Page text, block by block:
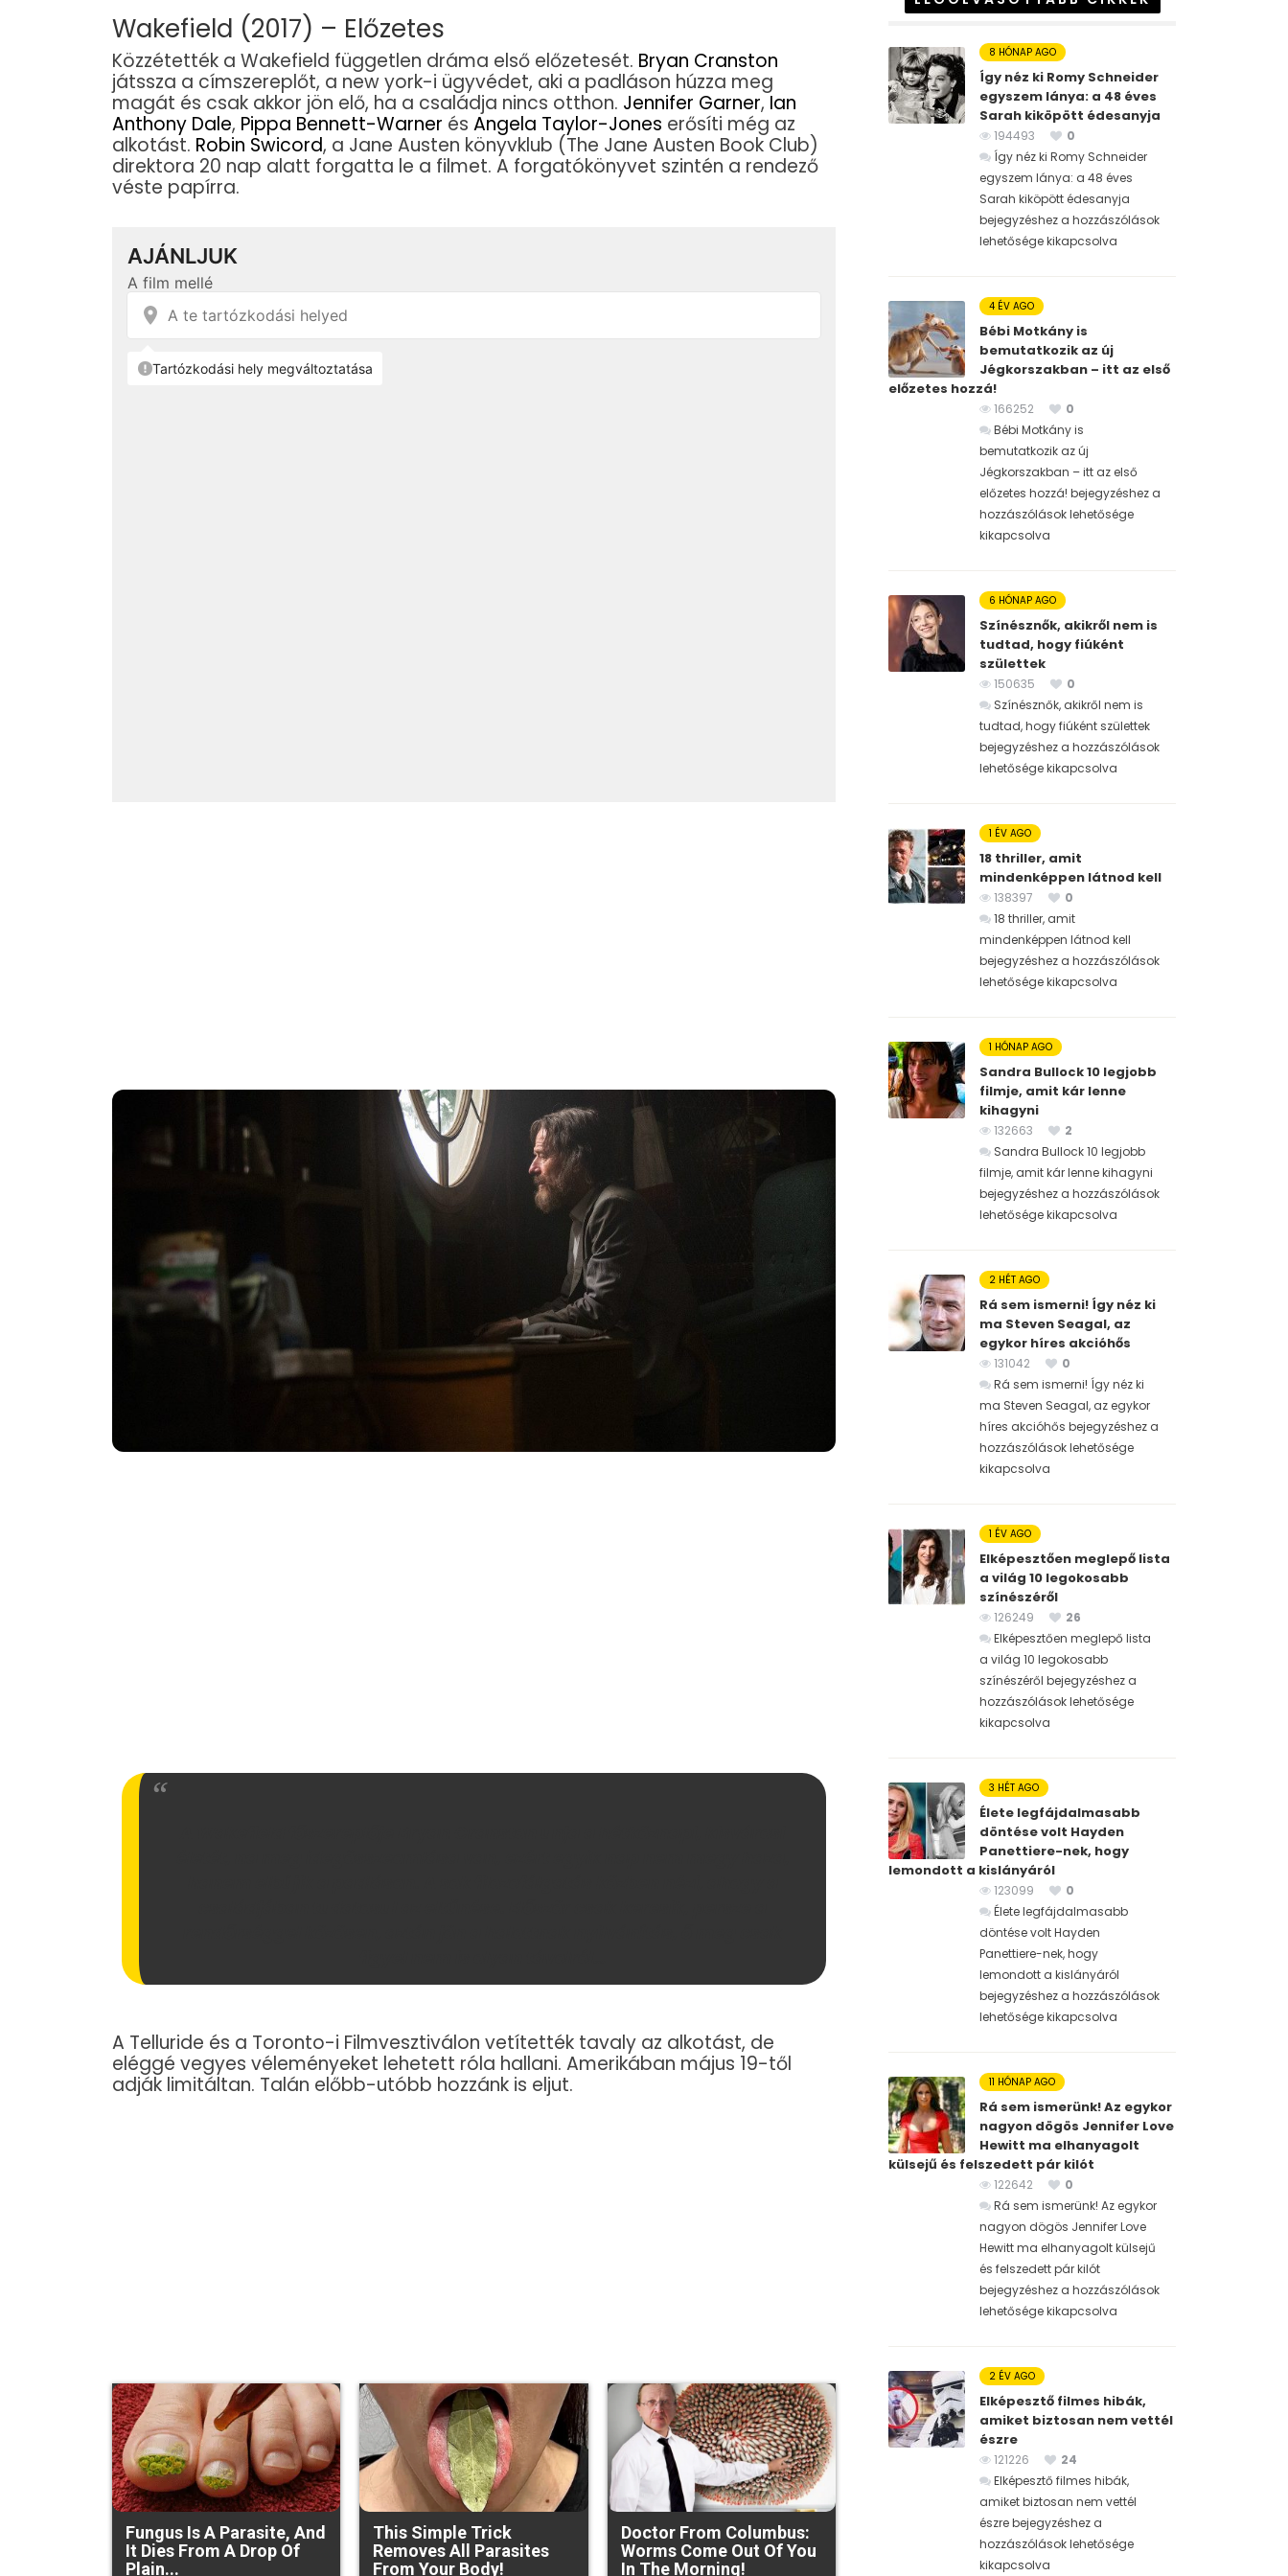
Wakefield (2017) – Előzetes
Közzétették a Wakefield független dráma első előzetesét. Bryan Cranston
játssza a címszereplőt, a new york-i ügyvédet, aki a padláson húzza meg
magát és csak akkor jön elő, ha a családja nincs otthon. Jennifer Garner, Ian
Anthony Dale, Pippa Bennett-Warner és Angela Taylor-Jones erősíti még az
alkotást. Robin Swicord, a Jane Austen könyvklub (The Jane Austen Book Club)
direktora 20 nap alatt forgatta le a filmet. A forgatókönyvet szintén a rendező
véste papírra.
A Telluride és a Toronto-i Filmvesztiválon vetítették tavaly az alkotást, de
eléggé vegyes véleményeket lehetett róla hallani. Amerikában május 19-től
adják limitáltan. Talán előbb-utóbb hozzánk is eljut.
Fungus Is A Parasite, And
It Dies From A Drop Of
Plain...
This Simple Trick
Removes All Parasites
From Your Body!
Doctor From Columbus:
Worms Come Out Of You
In The Morning!
8 HÓNAP AGO
Így néz ki Romy Schneider
egyszem lánya: a 48 éves
Sarah kiköpött édesanyja
194493
0
Így néz ki Romy Schneider
egyszem lánya: a 48 éves
Sarah kiköpött édesanyja
bejegyzéshez a hozzászólások
lehetősége kikapcsolva
4 ÉV AGO
Bébi Motkány is
bemutatkozik az új
Jégkorszakban – itt az első
előzetes hozzá!
166252
0
Bébi Motkány is
bemutatkozik az új
Jégkorszakban – itt az első
előzetes hozzá! bejegyzéshez a
hozzászólások lehetősége
kikapcsolva
6 HÓNAP AGO
Színésznők, akikről nem is
tudtad, hogy fiúként
születtek
150635
0
Színésznők, akikről nem is
tudtad, hogy fiúként születtek
bejegyzéshez a hozzászólások
lehetősége kikapcsolva
1 ÉV AGO
18 thriller, amit
mindenképpen látnod kell
138397
0
18 thriller, amit
mindenképpen látnod kell
bejegyzéshez a hozzászólások
lehetősége kikapcsolva
1 HÓNAP AGO
Sandra Bullock 10 legjobb
filmje, amit kár lenne
kihagyni
132663
2
Sandra Bullock 10 legjobb
filmje, amit kár lenne kihagyni
bejegyzéshez a hozzászólások
lehetősége kikapcsolva
2 HÉT AGO
Rá sem ismerni! Így néz ki
ma Steven Seagal, az
egykor híres akcióhős
131042
0
Rá sem ismerni! Így néz ki
ma Steven Seagal, az egykor
híres akcióhős bejegyzéshez a
hozzászólások lehetősége
kikapcsolva
1 ÉV AGO
Elképesztően meglepő lista
a világ 10 legokosabb
színészéről
126249
26
Elképesztően meglepő lista
a világ 10 legokosabb
színészéről bejegyzéshez a
hozzászólások lehetősége
kikapcsolva
3 HÉT AGO
Élete legfájdalmasabb
döntése volt Hayden
Panettiere-nek, hogy
lemondott a kislányáról
123099
0
Élete legfájdalmasabb
döntése volt Hayden
Panettiere-nek, hogy
lemondott a kislányáról
bejegyzéshez a hozzászólások
lehetősége kikapcsolva
11 HÓNAP AGO
Rá sem ismerünk! Az egykor
nagyon dögös Jennifer Love
Hewitt ma elhanyagolt
külsejű és felszedett pár kilót
122642
0
Rá sem ismerünk! Az egykor
nagyon dögös Jennifer Love
Hewitt ma elhanyagolt külsejű
és felszedett pár kilót
bejegyzéshez a hozzászólások
lehetősége kikapcsolva
2 ÉV AGO
Elképesztő filmes hibák,
amiket biztosan nem vettél
észre
121226
24
Elképesztő filmes hibák,
amiket biztosan nem vettél
észre bejegyzéshez a
hozzászólások lehetősége
kikapcsolva